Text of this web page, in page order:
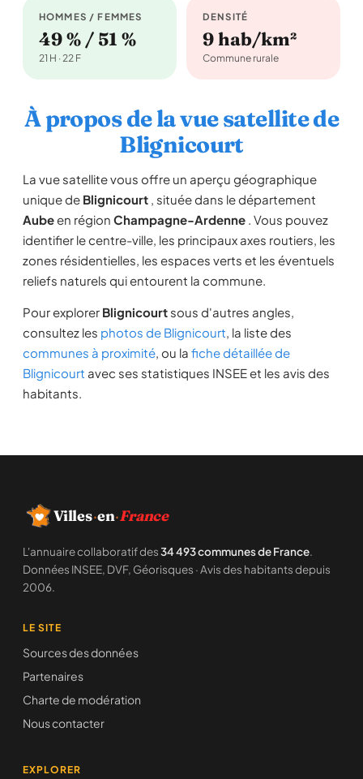
HOMMES / FEMMES
49 % / 51 %
21 H · 22 F
DENSITÉ
9 hab/km²
Commune rurale
À propos de la vue satellite de
Blignicourt
La vue satellite vous offre un aperçu géographique
unique de Blignicourt , située dans le département
Aubeen région Champagne-Ardenne . Vous pouvez
identifier le centre-ville, les principaux axes routiers, les
zones résidentielles, les espaces verts et les éventuels
reliefs naturels qui entourent la commune.
Pour explorer Blignicourt sous d'autres angles,
consultez les photos de Blignicourt, la liste des
communes à proximité, ou la fiche détaillée de
Blignicourt avec ses statistiques INSEE et les avis des
habitants.
Villes·en·France
L'annuaire collaboratif des34 493 communes de France.
Données INSEE, DVF, Géorisques · Avis des habitants depuis
2006.
LE SITE
Sources des données
Partenaires
Charte de modération
Nous contacter
EXPLORER